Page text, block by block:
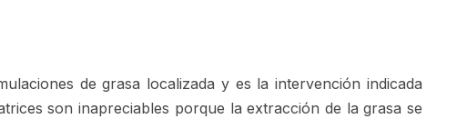
de grasa localizada y es la intervención indicada
son inapreciables porque la extracción de la grasa se